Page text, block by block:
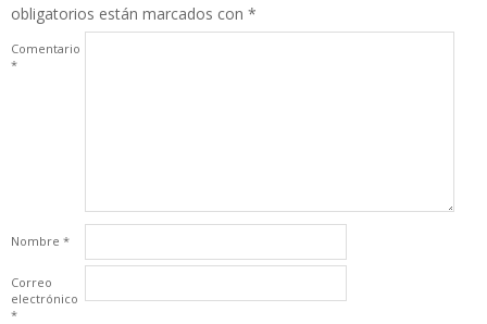
obligatorios están marcados con *
Comentario
*
Nombre *
Correo
electrónico
*